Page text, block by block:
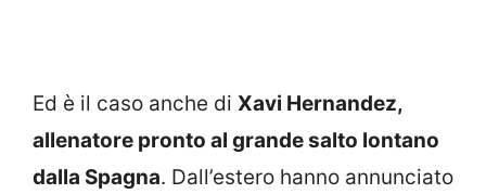
Ed è il caso anche di Xavi Hernandez,
allenatore pronto al grande salto lontano
dalla Spagna. Dall’estero hanno annunciato